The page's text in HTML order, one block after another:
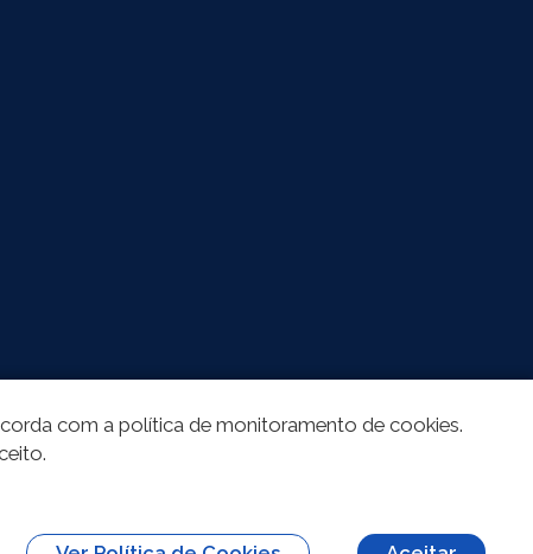
com a política de monitoramento de cookies.